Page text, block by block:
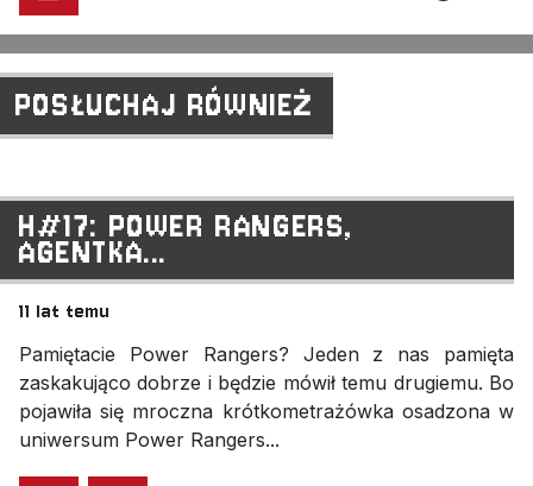
POSŁUCHAJ RÓWNIEŻ
H#17: POWER RANGERS,
AGENTKA...
11 lat temu
Pamiętacie Power Rangers? Jeden z nas pamięta
zaskakująco dobrze i będzie mówił temu drugiemu. Bo
pojawiła się mroczna krótkometrażówka osadzona w
uniwersum Power Rangers...